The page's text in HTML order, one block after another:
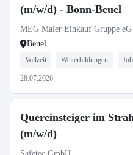
(m/w/d) - Bonn-Beuel
MEG Maler Einkauf Gruppe eG
Beuel
Vollzeit Weiterbildungen
28.07.2026
Quereinsteiger im
(m/w/d)